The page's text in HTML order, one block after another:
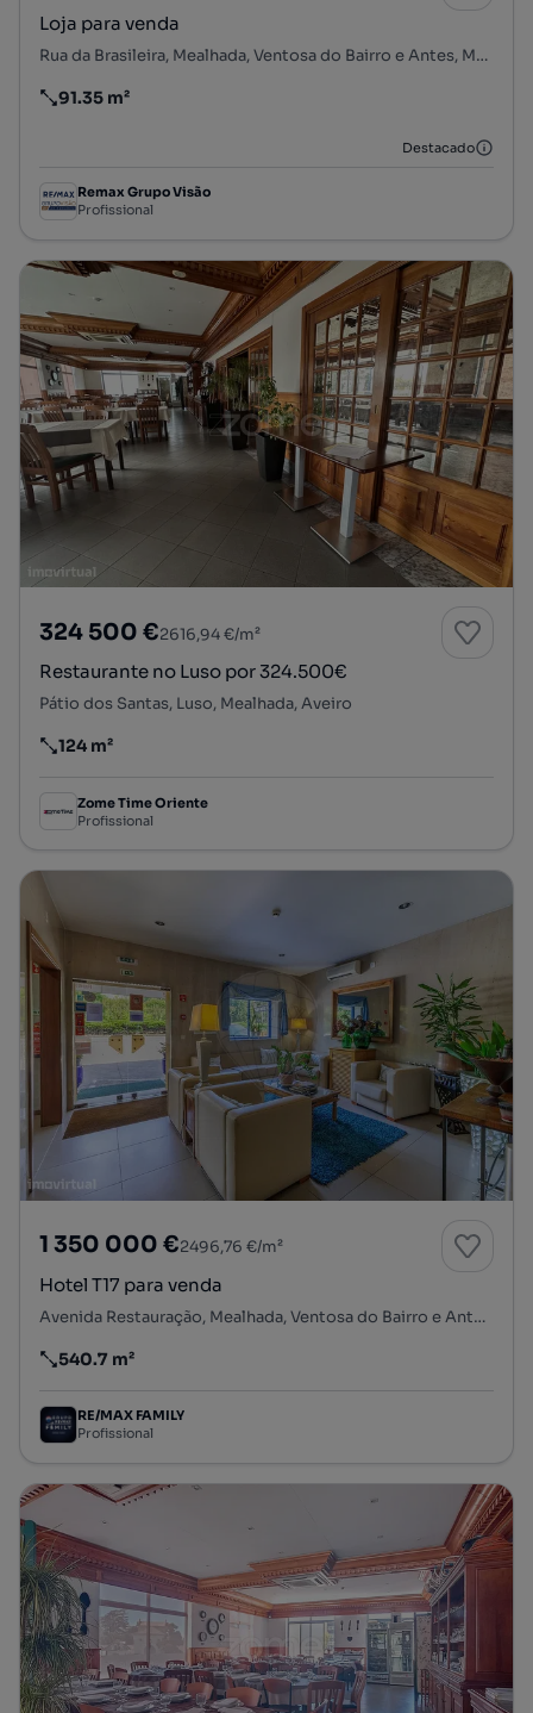
Loja para venda
Rua da Brasileira, Mealhada, Ventosa do Bairro e Antes, Mealhada, Aveiro
Preço por metro quadrado
91.35 m²
Destacado
Remax Grupo Visão
Profissional
324 500 €2616,94 €/m²
Restaurante no Luso por 324.500€
Pátio dos Santas, Luso, Mealhada, Aveiro
Preço por metro quadrado
124 m²
Zome Time Oriente
Profissional
1 350 000 €2496,76 €/m²
Hotel T17 para venda
Avenida Restauração, Mealhada, Ventosa do Bairro e Antes, Mealhada, Aveiro
Preço por metro quadrado
540.7 m²
RE/MAX FAMILY
Profissional